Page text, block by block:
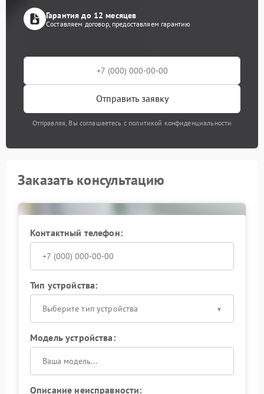
Гарантия до 12 месяцев
Составляем договор, предоставляем гарантию
Отправить заявку
Отправляя, Вы соглашаетесь с политикой конфиденциальности
Заказать консультацию
Контактный телефон:
Тип устройства:
Выберите тип устройства
Модель устройства:
Описание неисправности: